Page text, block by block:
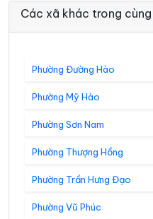
Các xã khác trong
Phường Đường Hào
Phường Mỹ Hào
Phường Sơn Nam
Phường Thượng Hồng
Phường Trần Hưng Đạo
Phường Vũ Phúc